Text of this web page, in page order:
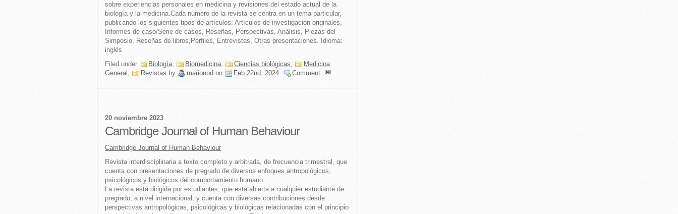
sobre experiencias personales en medicina y revisiones del estado actual de la
biología y la medicina.Cada número de la revista se centra en un tema particular,
publicando los siguientes tipos de artículos: Artículos de investigación originales,
Informes de caso/Serie de casos, Reseñas, Perspectivas, Análisis, Piezas del
Simposio, Reseñas de libros,Perfiles, Entrevistas, Otras presentaciones. Idioma:
inglés
Filed under
Biología, Biomedicina, Ciencias biológicas,
Medicina
General , Revistas by marionod on Feb 22nd, 2024. Comment.
20 noviembre 2023
Cambridge Journal of Human Behaviour
Cambridge Journal of Human Behaviour
Revista interdisciplinaria a texto completo y arbitrada, de frecuencia trimestral, que
cuenta con presentaciones de pregrado de diversos enfoques antropológicos,
psicológicos y biológicos del comportamiento humano.
La revista está dirigida por estudiantes, que está abierta a cualquier estudiante de
pregrado, a nivel internacional, y cuenta con diversas contribuciones desde
perspectivas antropológicas, psicológicas y biológicas relacionadas con el principio